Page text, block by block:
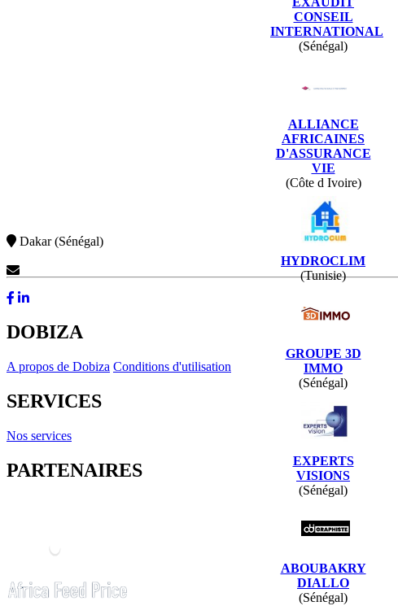
CONSEIL
INTERNATIONAL
(Sénégal)
ALLIANCE
AFRICAINES
D'ASSURANCE
VIE
(Côte d Ivoire)
HYDROCLIM
(Tunisie)
GROUPE 3D
IMMO
(Sénégal)
EXPERTS
VISIONS
(Sénégal)
ABOUBAKRY
DIALLO
(Sénégal)
Dakar (Sénégal)
DOBIZA
A propos de Dobiza Conditions d'utilisation
SERVICES
Nos services
PARTENAIRES